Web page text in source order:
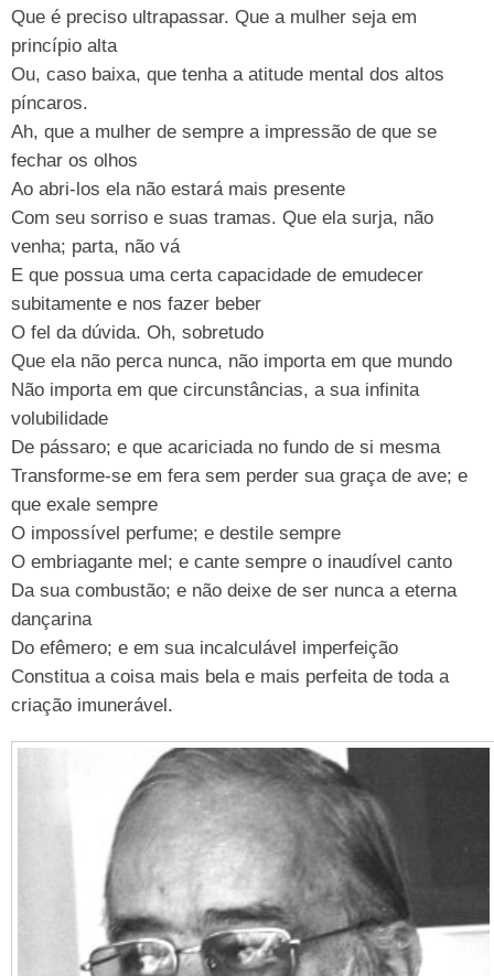
Que é preciso ultrapassar. Que a mulher seja em
princípio alta
Ou, caso baixa, que tenha a atitude mental dos altos
píncaros.
Ah, que a mulher de sempre a impressão de que se
fechar os olhos
Ao abri-los ela não estará mais presente
Com seu sorriso e suas tramas. Que ela surja, não
venha; parta, não vá
E que possua uma certa capacidade de emudecer
subitamente e nos fazer beber
O fel da dúvida. Oh, sobretudo
Que ela não perca nunca, não importa em que mundo
Não importa em que circunstâncias, a sua infinita
volubilidade
De pássaro; e que acariciada no fundo de si mesma
Transforme-se em fera sem perder sua graça de ave; e
que exale sempre
O impossível perfume; e destile sempre
O embriagante mel; e cante sempre o inaudível canto
Da sua combustão; e não deixe de ser nunca a eterna
dançarina
Do efêmero; e em sua incalculável imperfeição
Constitua a coisa mais bela e mais perfeita de toda a
criação imunerável.